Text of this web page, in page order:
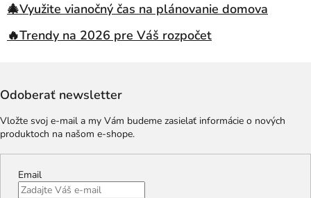
🎄Využite vianočný čas na plánovanie domova
🔥Trendy na 2026 pre Váš rozpočet
Odoberať newsletter
Vložte svoj e-mail a my Vám budeme zasielať informácie o nových
produktoch na našom e-shope.
Email